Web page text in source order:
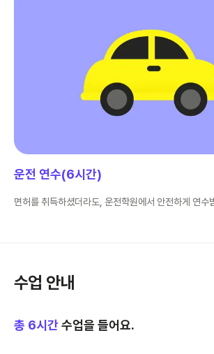
운전 연수(6시간)
면허를 취득하셨더라도, 운전학원에서 안전하게 연수
수업 안내
총 6시간수업을 들어요.